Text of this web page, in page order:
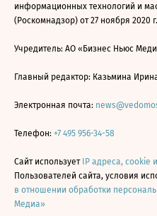
информационных технологий и
(Роскомнадзор) от 27 ноября 2020
Учредитель: АО «Бизнес Ньюс
Главный редактор: Казьмина
Электронная почта:
Телефон: +7 495 956-34-58
Сайт использует IP адреса, cookie
Пользователей сайта, условия
в отношении обработки
Медиа»